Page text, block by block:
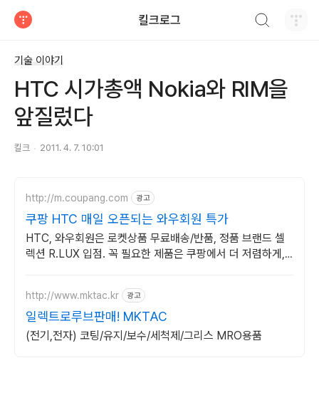
킬크로그
기술 이야기
HTC 시가총액 Nokia와 RIM을
앞질렀다
킬크 2011. 4. 7. 10:01
http://m.coupang.com 광고
쿠팡 HTC 매일 오픈되는 와우회원 특가
HTC, 와우회원은 로켓상품 무료배송/반품, 정품 브랜드 셀
렉션 R.LUX 입점. 꼭 필요한 제품은 쿠팡에서 더 저렴하게,
http://www.mktac.kr 광고
일렉트로루브판매! MKTAC
(전기,전자) 코팅/유지/보수/세척제/그리스 MRO용품